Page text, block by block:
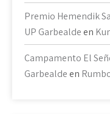
Premio Hemendik
UP Garbealdeen
Campamento El
Garbealdeen